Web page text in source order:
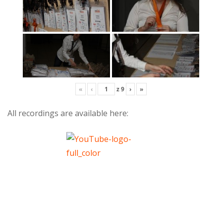
« ‹ z9 › »
All recordings are available here: